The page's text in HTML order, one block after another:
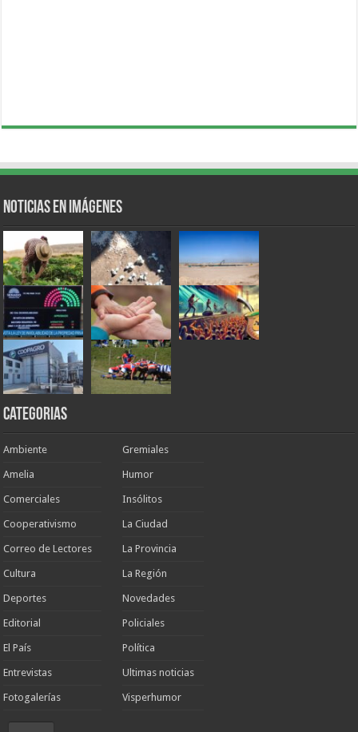
Noticias en Imágenes
Categorias
Ambiente
Amelia
Comerciales
Cooperativismo
Correo de Lectores
Cultura
Deportes
Editorial
El País
Entrevistas
Fotogalerías
Gremiales
Humor
Insólitos
La Ciudad
La Provincia
La Región
Novedades
Policiales
Política
Ultimas noticias
Visperhumor